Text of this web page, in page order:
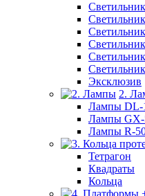
Эксклюзив
2.
Лампы DL-
Лампы GX-
Лампы R-
Тетрагон
Квадраты
Кольца